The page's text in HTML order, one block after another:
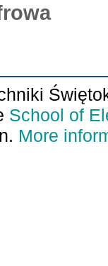
School of
More